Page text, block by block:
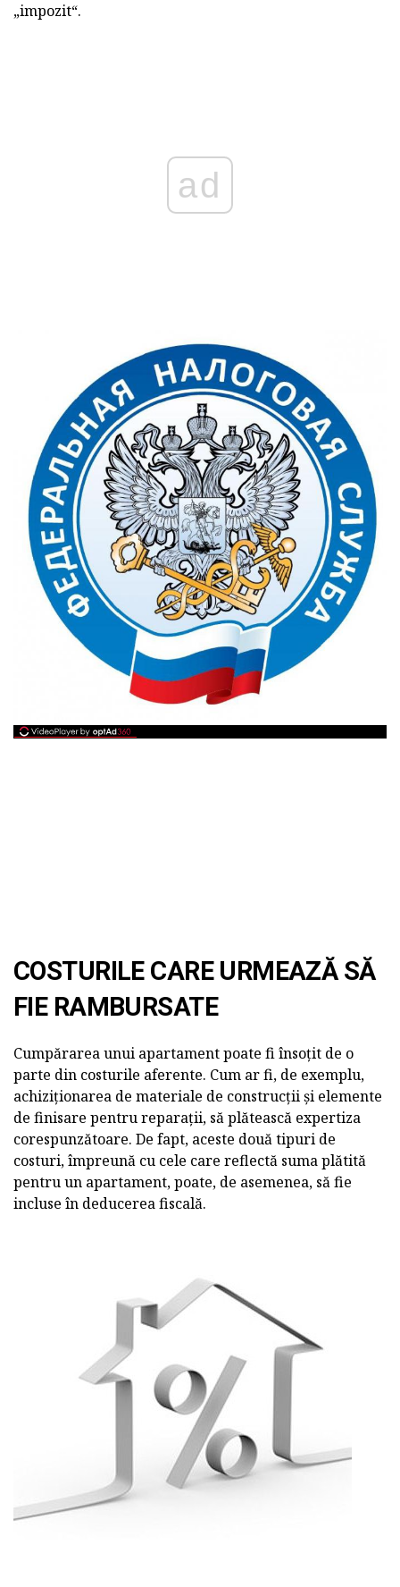
„impozit“.
ad
COSTURILE CARE URMEAZĂ SĂ
FIE RAMBURSATE
Cumpărarea unui apartament poate fi însoțit de o
parte din costurile aferente. Cum ar fi, de exemplu,
achiziționarea de materiale de construcții și elemente
de finisare pentru reparații, să plătească expertiza
corespunzătoare. De fapt, aceste două tipuri de
costuri, împreună cu cele care reflectă suma plătită
pentru un apartament, poate, de asemenea, să fie
incluse în deducerea fiscală.